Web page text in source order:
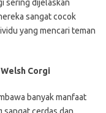
sering dijelaskan
sangat cocok
yang mencari teman
Corgi
banyak manfaat